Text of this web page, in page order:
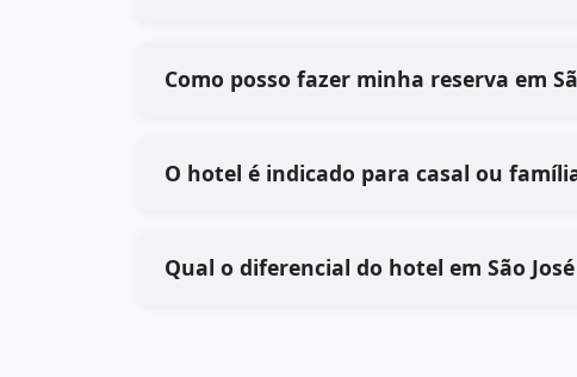
Como posso fazer minha reserva em
O hotel é indicado para casal ou
Qual o diferencial do hotel em São